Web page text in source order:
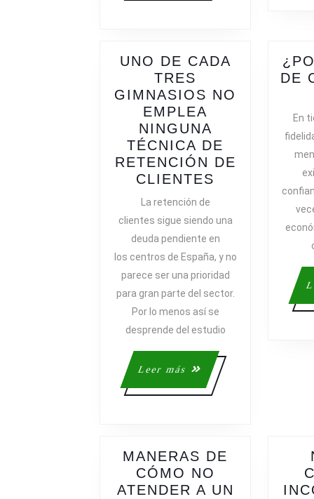
UNO DE CADA
TRES
GIMNASIOS NO
EMPLEA
NINGUNA
TÉCNICA DE
RETENCIÓN DE
CLIENTES
TRES
GIMNASIOS
NO
EMPLEA
NINGUNA
TÉCNICA
DE
DE
CLIENTES
La retención de
clientes sigue siendo una
deuda pendiente en
los centros de España, y no
parece ser una prioridad
para gran parte del sector.
Por lo menos así se
desprende del estudio
Leer más
Leer
más
DE
En
MANERAS DE
CÓMO NO
ATENDER A UN